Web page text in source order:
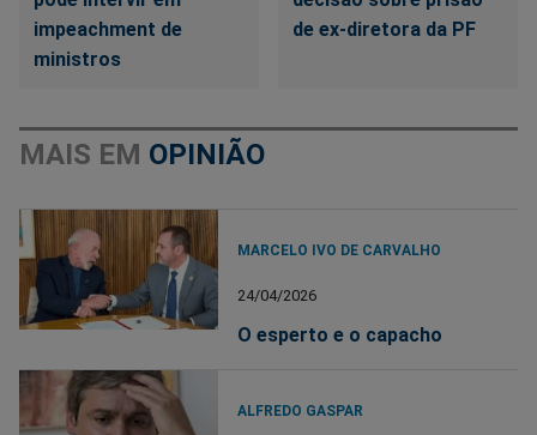
impeachment de
ministros
de ex-diretora da PF
MAIS EM OPINIÃO
MARCELO IVO DE CARVALHO
24/04/2026
O esperto e o capacho
ALFREDO GASPAR